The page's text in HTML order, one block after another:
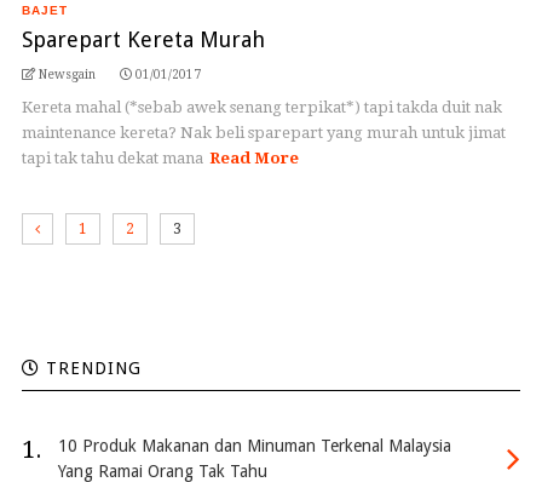
BAJET
Sparepart Kereta Murah
Newsgain 01/01/2017
Kereta mahal (*sebab awek senang terpikat*) tapi takda duit nak
maintenance kereta? Nak beli sparepart yang murah untuk jimat
tapi tak tahu dekat mana Read More
1 2 3
TRENDING
1.
10 Produk Makanan dan Minuman Terkenal Malaysia
Yang Ramai Orang Tak Tahu